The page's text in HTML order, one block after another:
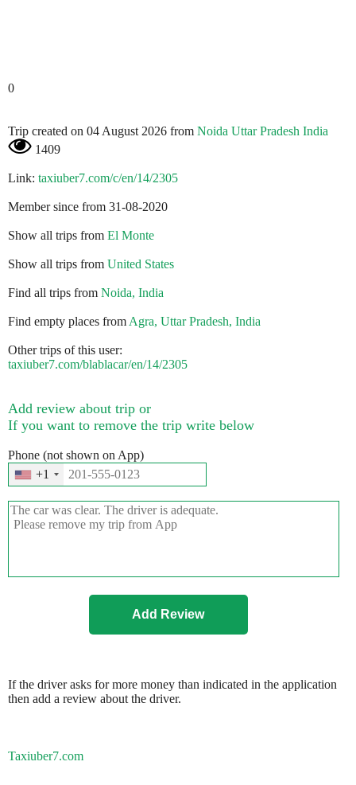
0
Trip created on 04 August 2026 from Noida Uttar Pradesh India
1409
Link: taxiuber7.com/c/en/14/2305
Member since from 31-08-2020
Show all trips from El Monte
Show all trips from United States
Find all trips from Noida, India
Find empty places from Agra, Uttar Pradesh, India
Other trips of this user:
taxiuber7.com/blablacar/en/14/2305
Add review about trip or
If you want to remove the trip write below
Phone (not shown on App)
+1
If the driver asks for more money than indicated in the application
then add a review about the driver.
Taxiuber7.com